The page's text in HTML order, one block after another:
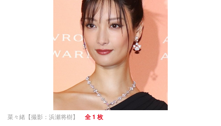
菜々緒【撮影：浜瀬将樹】 全 1 枚